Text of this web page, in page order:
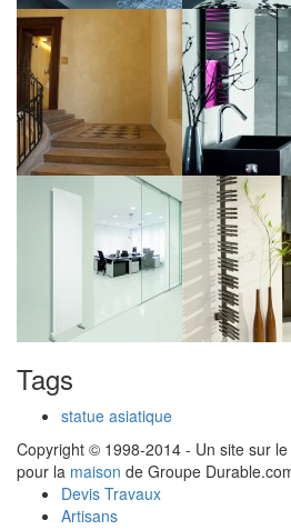
Tags
statue asiatique
Copyright © 1998-2014 - Un site sur le
pour la maison de Groupe
Devis Travaux
Artisans